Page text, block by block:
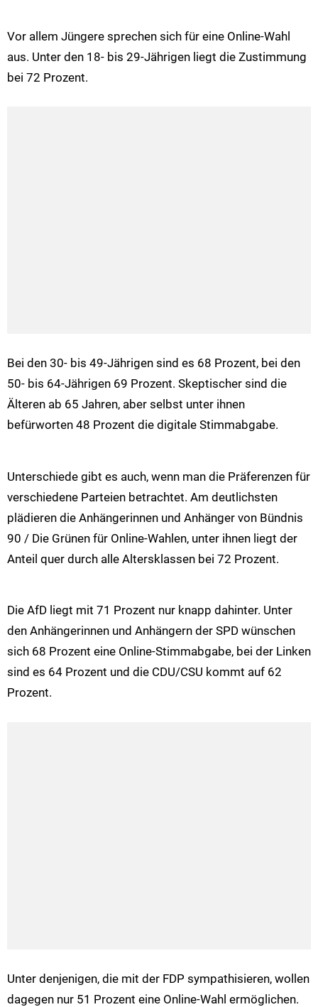
Vor allem Jüngere sprechen sich für eine Online-Wahl
aus. Unter den 18- bis 29-Jährigen liegt die Zustimmung
bei 72 Prozent.
Bei den 30- bis 49-Jährigen sind es 68 Prozent, bei den
50- bis 64-Jährigen 69 Prozent. Skeptischer sind die
Älteren ab 65 Jahren, aber selbst unter ihnen
befürworten 48 Prozent die digitale Stimmabgabe.
Unterschiede gibt es auch, wenn man die Präferenzen für
verschiedene Parteien betrachtet. Am deutlichsten
plädieren die Anhängerinnen und Anhänger von Bündnis
90 / Die Grünen für Online-Wahlen, unter ihnen liegt der
Anteil quer durch alle Altersklassen bei 72 Prozent.
Die AfD liegt mit 71 Prozent nur knapp dahinter. Unter
den Anhängerinnen und Anhängern der SPD wünschen
sich 68 Prozent eine Online-Stimmabgabe, bei der Linken
sind es 64 Prozent und die CDU/CSU kommt auf 62
Prozent.
Unter denjenigen, die mit der FDP sympathisieren, wollen
dagegen nur 51 Prozent eine Online-Wahl ermöglichen.